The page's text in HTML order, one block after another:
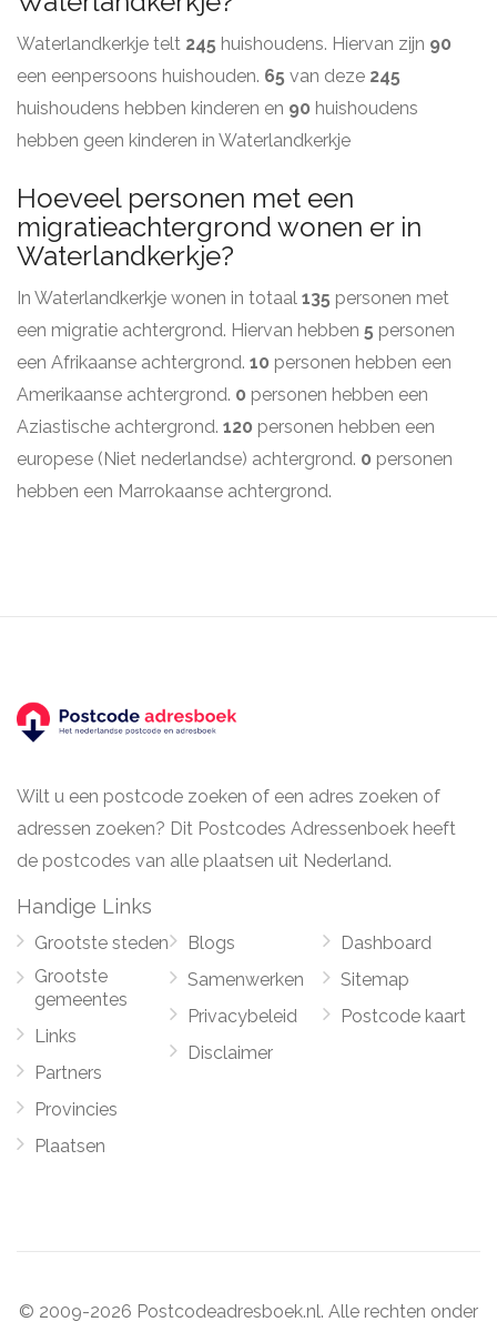
Waterlandkerkje telt 245 huishoudens. Hiervan zijn 90
een eenpersoons huishouden. 65 van deze 245
huishoudens hebben kinderen en 90 huishoudens
hebben geen kinderen in Waterlandkerkje
Hoeveel personen met een
migratieachtergrond wonen er in
Waterlandkerkje?
In Waterlandkerkje wonen in totaal 135 personen met
een migratie achtergrond. Hiervan hebben 5 personen
een Afrikaanse achtergrond. 10 personen hebben een
Amerikaanse achtergrond. 0 personen hebben een
Aziastische achtergrond. 120 personen hebben een
europese (Niet nederlandse) achtergrond. 0 personen
hebben een Marrokaanse achtergrond.
Wilt u een postcode zoeken of een adres zoeken of
adressen zoeken? Dit Postcodes Adressenboek heeft
de postcodes van alle plaatsen uit Nederland.
Handige Links
Grootste steden
Grootste
gemeentes
Links
Partners
Provincies
Plaatsen
Blogs
Samenwerken
Privacybeleid
Disclaimer
Dashboard
Sitemap
Postcode kaart
© 2009-2026 Postcodeadresboek.nl. Alle rechten onder